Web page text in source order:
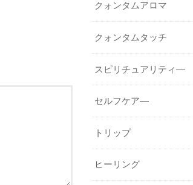
クォンタムアロマ
クォンタムタッチ
スピリチュアリティ―
セルフケア―
トリップ
ヒーリング